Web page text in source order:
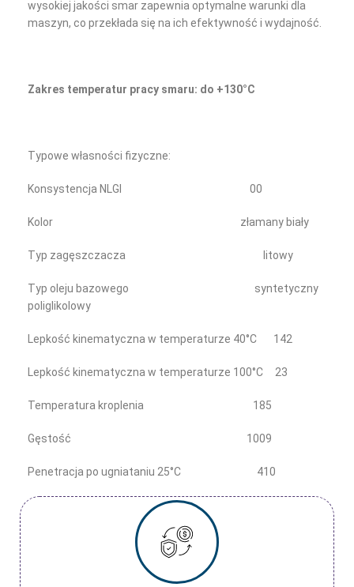
wysokiej jakości smar zapewnia optymalne warunki dla
maszyn, co przekłada się na ich efektywność i wydajność.
Zakres temperatur pracy smaru: do +130°C
Typowe własności fizyczne:
Konsystencja NLGI 00
Kolor złamany biały
Typ zagęszczacza litowy
Typ oleju bazowego syntetyczny
poliglikolowy
Lepkość kinematyczna w temperaturze 40°C 142
Lepkość kinematyczna w temperaturze 100°C 23
Temperatura kroplenia 185
Gęstość 1009
Penetracja po ugniataniu 25°C 410